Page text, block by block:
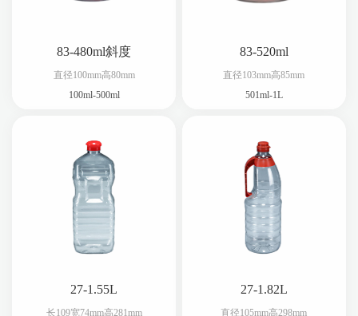
83-480ml斜度
直径100mm高80mm
100ml-500ml
83-520ml
直径103mm高85mm
501ml-1L
27-1.55L
长109宽74mm高281mm
27-1.82L
直径105mm高298mm